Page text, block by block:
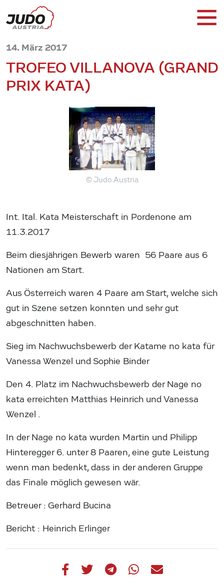
14. März 2017
TROFEO VILLANOVA (GRAND
PRIX KATA)
© Judo Austria
Int. Ital. Kata Meisterschaft in Pordenone am
11.3.2017
Beim diesjährigen Bewerb waren 56 Paare aus 6
Nationen am Start.
Aus Österreich waren 4 Paare am Start, welche sich
gut in Szene setzen konnten und sehr gut
abgeschnitten haben.
Sieg im Nachwuchsbewerb der Katame no kata für
Vanessa Wenzel und Sophie Binder
Den 4. Platz im Nachwuchsbewerb der Nage no
kata erreichten Matthias Heinrich und Vanessa
Wenzel .
In der Nage no kata wurden Martin und Philipp
Hinteregger 6. unter 8 Paaren, eine gute Leistung
wenn man bedenkt, dass in der anderen Gruppe
das Finale möglich gewesen wär.
Betreuer : Gerhard Bucina
Bericht : Heinrich Erlinger